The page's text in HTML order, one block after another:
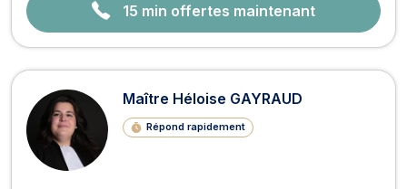
15 min offertes maintenant
Maître Héloise GAYRAUD
Répond rapidement